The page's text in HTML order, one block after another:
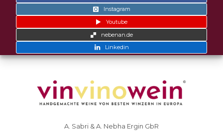
Instagram
Youtube
nebenan.de
Linkedin
A. Sabri & A. Nebha Ergin GbR